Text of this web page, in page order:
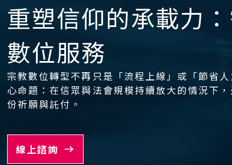
重塑信仰的承載力
數位服務
宗教數位轉型不再只是「流程上線」或「節省
心命題：在信眾與法會規模持續放大的情況下
份祈願與託付。
線上諮詢